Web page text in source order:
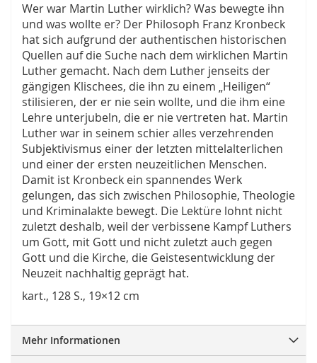
Wer war Martin Luther wirklich? Was bewegte ihn
und was wollte er? Der Philosoph Franz Kronbeck
hat sich aufgrund der authentischen historischen
Quellen auf die Suche nach dem wirklichen Martin
Luther gemacht. Nach dem Luther jenseits der
gängigen Klischees, die ihn zu einem „Heiligen“
stilisieren, der er nie sein wollte, und die ihm eine
Lehre unterjubeln, die er nie vertreten hat. Martin
Luther war in seinem schier alles verzehrenden
Subjektivismus einer der letzten mittelalterlichen
und einer der ersten neuzeitlichen Menschen.
Damit ist Kronbeck ein spannendes Werk
gelungen, das sich zwischen Philosophie, Theologie
und Kriminalakte bewegt. Die Lektüre lohnt nicht
zuletzt deshalb, weil der verbissene Kampf Luthers
um Gott, mit Gott und nicht zuletzt auch gegen
Gott und die Kirche, die Geistesentwicklung der
Neuzeit nachhaltig geprägt hat.
kart., 128 S., 19×12 cm
Mehr Informationen